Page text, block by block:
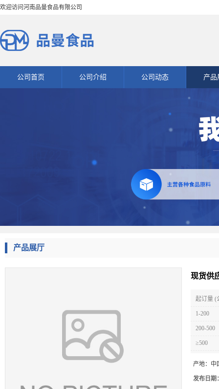
欢迎访问河南品曼食品有限公司
公司首页 公司介绍 公司动态 产品
产品展厅
现货供
起订量 (
1-200
200-500
≥500
产地： 中
发布日期